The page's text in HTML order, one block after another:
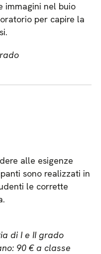
immagini nel buio
per capire la
alle esigenze
sono realizzati in
le corrette
di I e II grado
90 € a classe